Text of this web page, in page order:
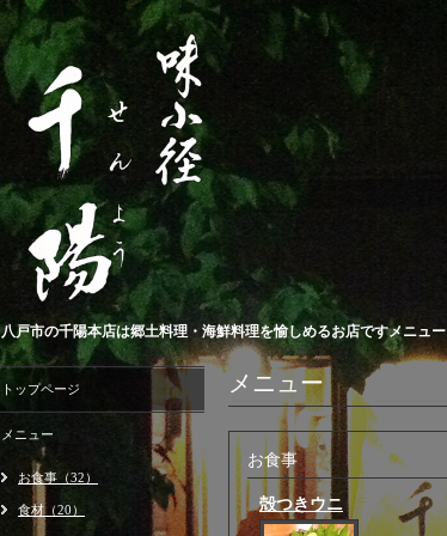
八戸市の千陽本店は郷土料理・海鮮料理を愉しめるお店ですメニュー
メニュー
お食事
殻つきウニ
トップページ
メニュー
お食事（32）
食材（20）